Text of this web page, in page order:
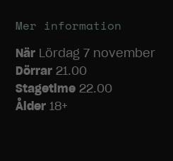
Mer information
När Lördag 7 november
Dörrar21.00
Stagetime22.00
Ålder 18+